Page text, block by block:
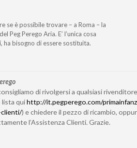
se è possibile trovare – a Roma – la
Peg Perego Aria. E’ l’unica cosa
ha bisogno di essere sostituita.
di rivolgersi a qualsiasi
lista quihttp://it.pegperego.com/
) e chiedere il pezzo di ricambio,
l’Assistenza Clienti. Grazie.